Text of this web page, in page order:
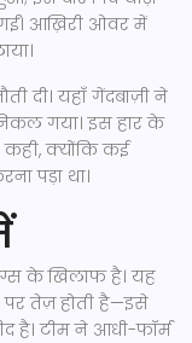
आख़िरी ओवर में
दी। यहाँ गेंदबाज़ी ने
गया। इस हार के
क्योंकि कई
पड़ा था।
के खिलाफ है। यह
पर तेज़ होती है—इसे
है। टीम ने आधी-फॉर्म